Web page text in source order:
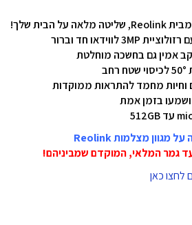
אמין גם בחשכה מוחלטת
וחיות מחמד להתראות ממוקדות
ושמעו בזמן אמת
לחצו כאן